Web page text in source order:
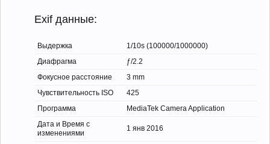
Exif данные:
Выдержка
1/10s (100000/1000000)
Диафрагма
ƒ/2.2
Фокусное расстояние
3 mm
Чувствительность ISO
425
Программа
MediaTek Camera Application
Дата и Время с
изменениями
1 янв 2016